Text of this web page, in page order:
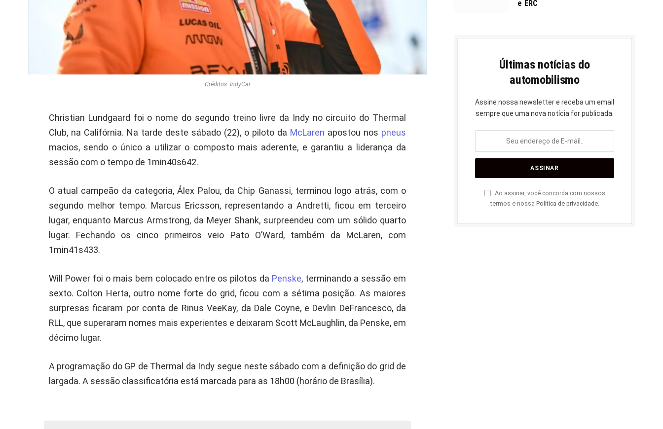
Créditos: IndyCar
Christian Lundgaard foi o nome do segundo treino livre da Indy no circuito do Thermal
Club, na Califórnia. Na tarde deste sábado (22), o piloto da McLaren apostou nos pneus
macios, sendo o único a utilizar o composto mais aderente, e garantiu a liderança da
sessão com o tempo de 1min40s642.
O atual campeão da categoria, Álex Palou, da Chip Ganassi, terminou logo atrás, com o
segundo melhor tempo. Marcus Ericsson, representando a Andretti, ficou em terceiro
lugar, enquanto Marcus Armstrong, da Meyer Shank, surpreendeu com um sólido quarto
lugar. Fechando os cinco primeiros veio Pato O’Ward, também da McLaren, com
1min41s433.
Will Power foi o mais bem colocado entre os pilotos da Penske, terminando a sessão em
sexto. Colton Herta, outro nome forte do grid, ficou com a sétima posição. As maiores
surpresas ficaram por conta de Rinus VeeKay, da Dale Coyne, e Devlin DeFrancesco, da
RLL, que superaram nomes mais experientes e deixaram Scott McLaughlin, da Penske, em
décimo lugar.
A programação do GP de Thermal da Indy segue neste sábado com a definição do grid de
largada. A sessão classificatória está marcada para as 18h00 (horário de Brasília).
e ERC
Últimas notícias do
automobilismo
Assine nossa newsletter e receba um email
sempre que uma nova notícia for publicada.
Ao assinar, você concorda com nossos
termos e nossa Política de privacidade.